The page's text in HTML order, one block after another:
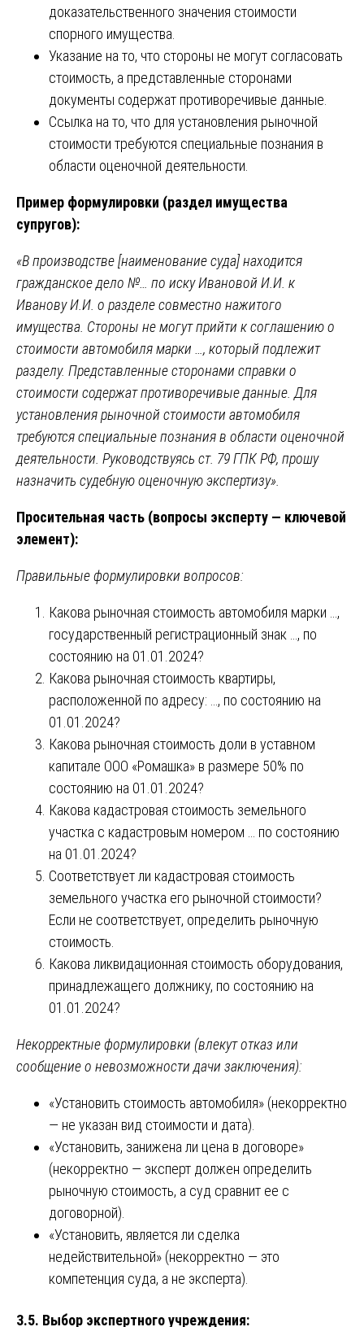
доказательственного значения стоимости
спорного имущества.
Указание на то, что стороны не могут согласовать
стоимость, а представленные сторонами
документы содержат противоречивые данные.
Ссылка на то, что для установления рыночной
стоимости требуются специальные познания в
области оценочной деятельности.
Пример формулировки (раздел имущества
супругов):
«В производстве [наименование суда] находится
гражданское дело №… по иску Ивановой И.И. к
Иванову И.И. о разделе совместно нажитого
имущества. Стороны не могут прийти к соглашению о
стоимости автомобиля марки …, который подлежит
разделу. Представленные сторонами справки о
стоимости содержат противоречивые данные. Для
установления рыночной стоимости автомобиля
требуются специальные познания в области оценочной
деятельности. Руководствуясь ст. 79 ГПК РФ, прошу
назначить судебную оценочную экспертизу».
Просительная часть (вопросы эксперту — ключевой
элемент):
Правильные формулировки вопросов:
Какова рыночная стоимость автомобиля марки …,
государственный регистрационный знак …, по
состоянию на 01.01.2024?
Какова рыночная стоимость квартиры,
расположенной по адресу: …, по состоянию на
01.01.2024?
Какова рыночная стоимость доли в уставном
капитале ООО «Ромашка» в размере 50% по
состоянию на 01.01.2024?
Какова кадастровая стоимость земельного
участка с кадастровым номером … по состоянию
на 01.01.2024?
Соответствует ли кадастровая стоимость
земельного участка его рыночной стоимости?
Если не соответствует, определить рыночную
стоимость.
Какова ликвидационная стоимость оборудования,
принадлежащего должнику, по состоянию на
01.01.2024?
Некорректные формулировки (влекут отказ или
сообщение о невозможности дачи заключения):
«Установить стоимость автомобиля» (некорректно
— не указан вид стоимости и дата).
«Установить, занижена ли цена в договоре»
(некорректно — эксперт должен определить
рыночную стоимость, а суд сравнит ее с
договорной).
«Установить, является ли сделка
недействительной» (некорректно — это
компетенция суда, а не эксперта).
3.5. Выбор экспертного учреждения: